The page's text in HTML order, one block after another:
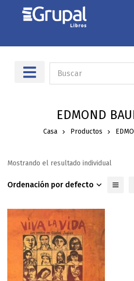
EDMOND
Casa Productos
Mostrando el resultado individual
Ordenación por defecto